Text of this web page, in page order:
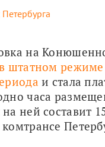
штатном
и стала
часа
ней составит